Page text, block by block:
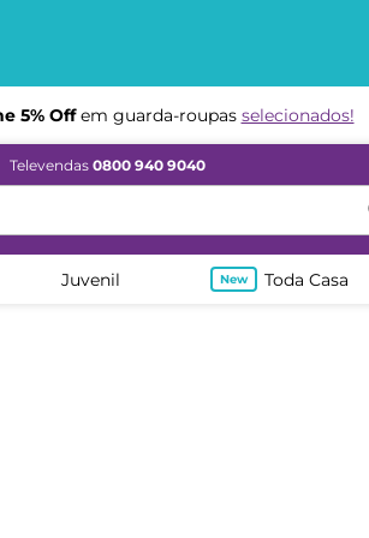
5% Offem guarda-roupas selecionados!
Televendas 0800 940 9040
Juvenil Toda Casa